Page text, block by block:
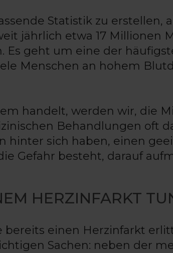
Statistik zu erstellen,
jährlich etwa 17 Millionen
Es geht um eine der
Menschen an hohem
handelt, werden wir, die
Behandlungen oft
hinter sich haben, einen
Gefahr besteht, darauf
HERZINFARKT
einen Herzinfarkt
Sachen: neben der